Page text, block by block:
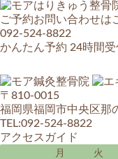
ご予約お問い合わせは
092-524-8822
かんたん予約 24時間受
〒810-0015
福岡県福岡市中央区那
TEL:092-524-8822
アクセスガイド
月 火